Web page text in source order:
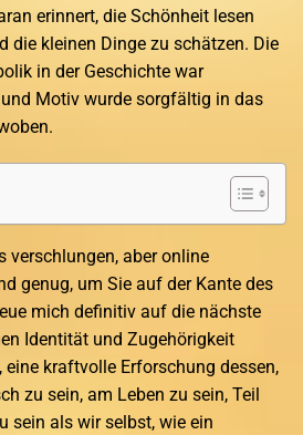
erinnert, die Schönheit lesen
die kleinen Dinge zu schätzen. Die
in der Geschichte war
Motiv wurde sorgfältig in das
verschlungen, aber online
genug, um Sie auf der Kante des
mich definitiv auf die nächste
Identität und Zugehörigkeit
kraftvolle Erforschung dessen,
zu sein, am Leben zu sein, Teil
sein als wir selbst, wie ein